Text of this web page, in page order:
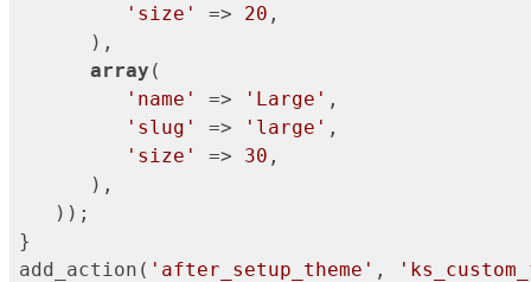
'size'
=> 20 ,
      ),
array (
'name'
=> 'Large' ,
'slug'
=> 'large' ,
'size'
=> 30 ,
      ),
   ));
}
add_action( 'after_setup_theme' ,